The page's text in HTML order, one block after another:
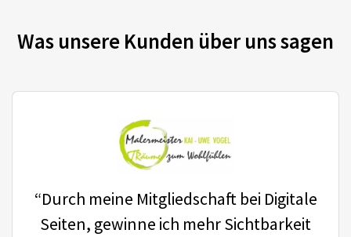
Was unsere Kunden über uns sagen
“Durch meine Mitgliedschaft bei Digitale
Seiten, gewinne ich mehr Sichtbarkeit